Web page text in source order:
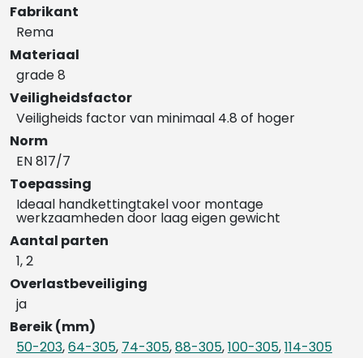
Fabrikant
Rema
Materiaal
grade 8
Veiligheidsfactor
Veiligheids factor van minimaal 4.8 of hoger
Norm
EN 817/7
Toepassing
Ideaal handkettingtakel voor montage
werkzaamheden door laag eigen gewicht
Aantal parten
1, 2
Overlastbeveiliging
ja
Bereik (mm)
50-203,64-305, 74-305,88-305,100-305,114-305